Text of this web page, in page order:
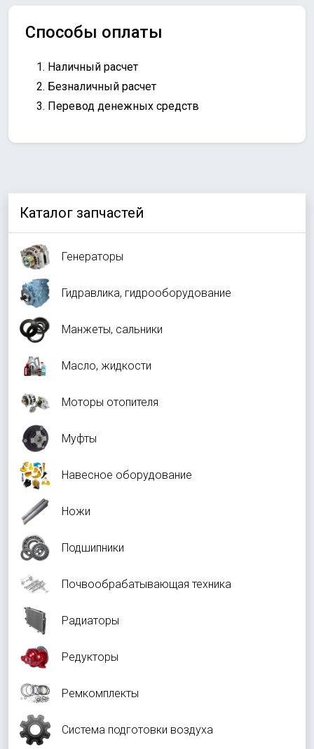
Каталог запчастей
Генераторы
Гидравлика, гидрооборудование
Манжеты, сальники
Масло, жидкости
Моторы отопителя
Муфты
Навесное оборудование
Ножи
Подшипники
Почвообрабатывающая техника
Радиаторы
Редукторы
Ремкомплекты
Система подготовки воздуха
Способы оплаты
Наличный расчет
Безналичный расчет
Перевод денежных средств